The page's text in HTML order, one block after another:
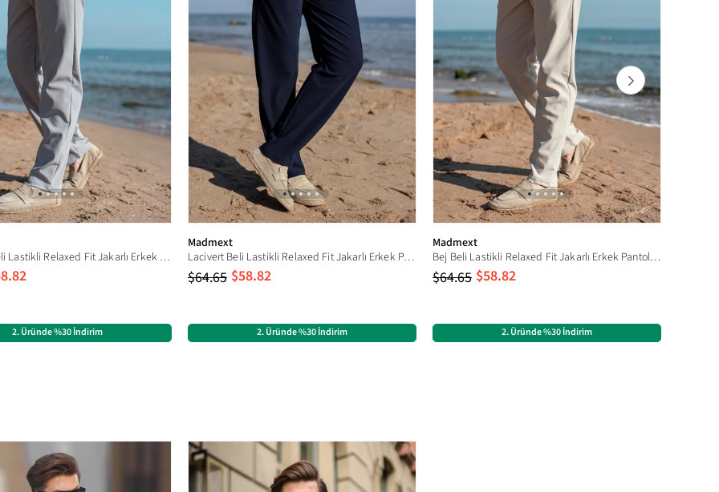
Standart
Kesim
Düz
Mevcut Değil
Polyester %35 Viskon %3 Likra
Paça Cepli Basic Relaxed Fit
1,88 cm/ 86 kg
Fermuarlı
Boyalı Gri Beli Lastikli Relaxed Fit Jakarlı Erkek Pantolon E6593
2. Üründe %30 İndirim
Madmext
Lacivert Beli Lastikli Relaxed Fit Jakarlı Erkek Pantolon E6593
$58.82
$64.65
2. Üründe %30 İndirim
Madmext
Bej Beli Lastikli Relaxed Fit Jakarlı Erkek Pantolon E6593
$58.82
$64.65
2. Üründe %30 İndirim